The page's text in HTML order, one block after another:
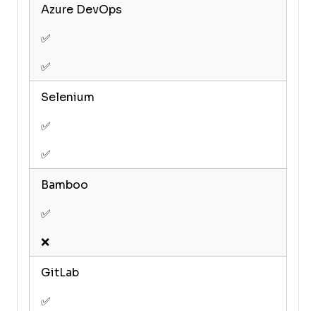
Azure DevOps
✅
✅
Selenium
✅
✅
Bamboo
✅
❌
GitLab
✅